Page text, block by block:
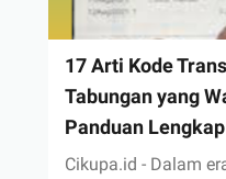
17 Arti Kode
Tabungan yang
Panduan
Cikupa.id - Dalam